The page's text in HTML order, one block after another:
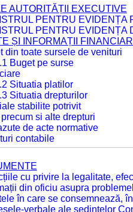
AUTORITĂȚII EXECUTIVE
PENTRU EVIDENȚA
PENTRU EVIDENȚA
ȘI INFORMAȚII
din toate sursele de venituri
Buget pe surse
Situatia platilor
Situatia drepturilor
stabilite potrivit
precum si alte drepturi
de acte normative
contabile
cu privire la legalitate,
din oficiu asupra
în care se consemnează,
verbale ale ședințelor